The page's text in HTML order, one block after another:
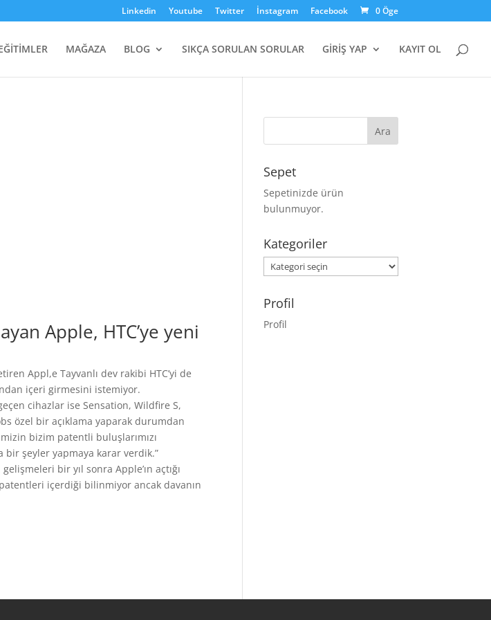
Linkedin Youtube Twitter İnstagram Facebook 0 Öge
MAĞAZA BLOG SIKÇA SORULAN SORULAR GİRİŞ YAP KAYIT OL
Apple, HTC’ye yeni
Appl,e Tayvanlı dev rakibi HTC’yi de
içeri girmesini istemiyor.
cihazlar ise Sensation, Wildfire S,
özel bir açıklama yaparak durumdan
bizim patentli buluşlarımızı
şeyler yapmaya karar verdik.”
bir yıl sonra Apple’ın açtığı
içerdiği bilinmiyor ancak davanın
Sepet
Sepetinizde ürün
bulunmuyor.
Kategoriler
Kategoriler
Profil
Profil